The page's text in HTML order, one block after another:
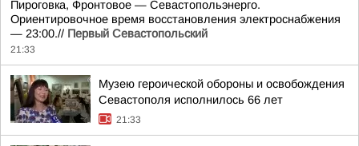
Пироговка, Фронтовое — Севастопольэнерго.
Ориентировочное время восстановления электроснабжения
— 23:00.// Первый Севастопольский
21:33
Музею героической обороны и освобождения
Севастополя исполнилось 66 лет
21:33